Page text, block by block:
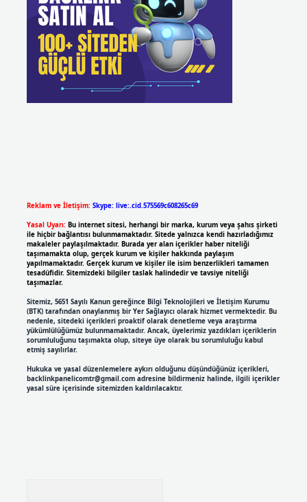
Reklam ve İletişim: Skype: live:.cid.575569c608265c69
Yasal Uyarı: Bu internet sitesi, herhangi bir marka, kurum veya şahıs şirketi
ile hiçbir bağlantısı bulunmamaktadır. Sitede yalnızca kendi hazırladığımız
makaleler paylaşılmaktadır. Burada yer alan içerikler haber niteliği
taşımamakta olup, gerçek kurum ve kişiler hakkında paylaşım
yapılmamaktadır. Gerçek kurum ve kişiler ile isim benzerlikleri tamamen
tesadüfidir. Sitemizdeki bilgiler taslak halindedir ve tavsiye niteliği
taşımazlar.
Sitemiz, 5651 Sayılı Kanun gereğince Bilgi Teknolojileri ve İletişim Kurumu
(BTK) tarafından onaylanmış bir Yer Sağlayıcı olarak hizmet vermektedir. Bu
nedenle, sitedeki içerikleri proaktif olarak denetleme veya araştırma
yükümlülüğümüz bulunmamaktadır. Ancak, üyelerimiz yazdıkları içeriklerin
sorumluluğunu taşımakta olup, siteye üye olarak bu sorumluluğu kabul
etmiş sayılırlar.
Hukuka ve yasal düzenlemelere aykırı olduğunu düşündüğünüz içerikleri,
backlinkpanelicomtr@gmail.comadresine bildirmeniz halinde, ilgili içerikler
yasal süre içerisinde sitemizden kaldırılacaktır.